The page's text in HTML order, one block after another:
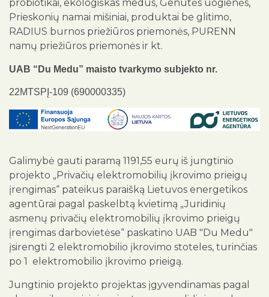
probiotikai, ekologiškas medus, Genutės uogienės,
Prieskonių namai mišiniai, produktai be glitimo,
RADIUS burnos priežiūros priemonės, PURENN
namų priežiūros priemonės ir kt.
UAB “Du Medu” maisto tvarkymo subjekto nr.
22MTSPĮ-109 (690000335)
Galimybė gauti paramą 1191,55 eurų iš jungtinio
projekto „Privačių elektromobilių įkrovimo prieigų
įrengimas“ pateikus paraišką Lietuvos energetikos
agentūrai pagal paskelbtą kvietimą „Juridinių
asmenų privačių elektromobilių įkrovimo prieigų
įrengimas darbovietėse“ paskatino UAB "Du Medu"
įsirengti 2 elektromobilio įkrovimo stoteles, turinčias
po 1 elektromobilio įkrovimo prieigą.
Jungtinio projekto projektas įgyvendinamas pagal